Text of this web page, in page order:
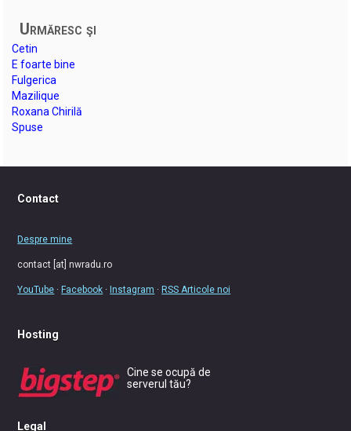
Urmăresc şi
Cetin
E foarte bine
Fulgerica
Mazilique
Roxana Chirilă
Spuse
Contact
Despre mine
contact [at] nwradu.ro
YouTube · Facebook · Instagram · RSS Articole noi
Hosting
Cine se ocupă de
serverul tău?
Legal